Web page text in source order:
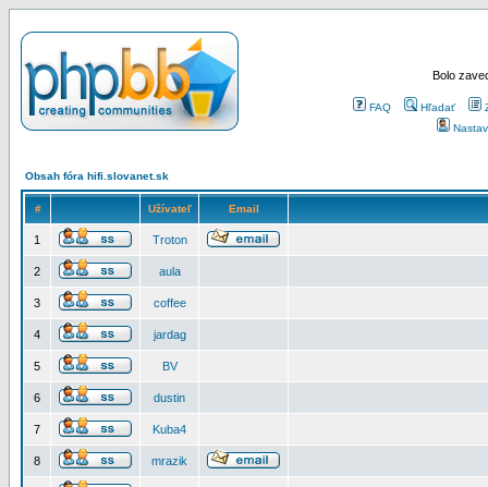
Bolo
FAQ Hľadať
Obsah fóra hifi.slovanet.sk
# Užívateľ Email
1 Troton
2 aula
3 coffee
4 jardag
5 BV
6 dustin
7 Kuba4
8 mrazik